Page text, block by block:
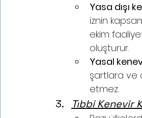
Yasa dışı
iznin
ekim
oluşturur.
Yasal
şartlara ve
etmez.
Tıbbi Kenevir